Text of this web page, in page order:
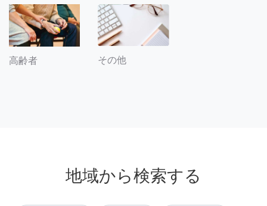
高齢者 その他
地域から検索する